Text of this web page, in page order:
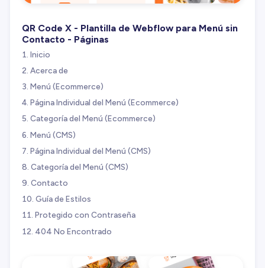
QR Code X - Plantilla de Webflow para Menú sin
Contacto - Páginas
Inicio
Acerca de
Menú (Ecommerce)
Página Individual del Menú (Ecommerce)
Categoría del Menú (Ecommerce)
Menú (CMS)
Página Individual del Menú (CMS)
Categoría del Menú (CMS)
Contacto
Guía de Estilos
Protegido con Contraseña
404 No Encontrado